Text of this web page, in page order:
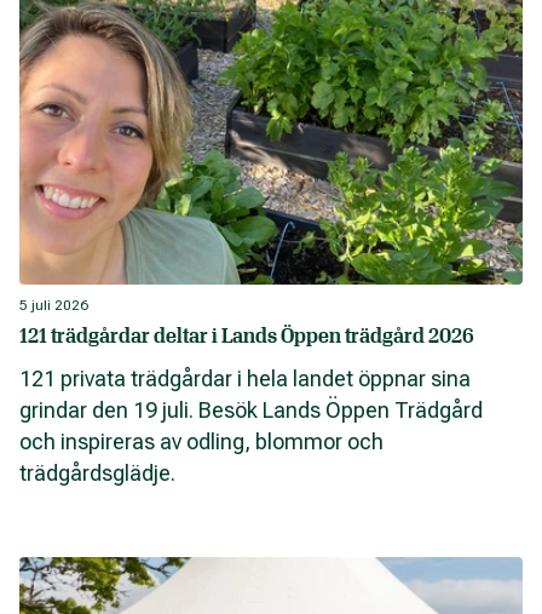
5 juli 2026
121 trädgårdar deltar i Lands Öppen trädgård 2026
121 privata trädgårdar i hela landet öppnar sina
grindar den 19 juli. Besök Lands Öppen Trädgård
och inspireras av odling, blommor och
trädgårdsglädje.